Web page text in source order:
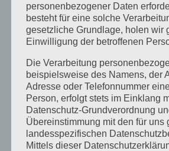
September 2023
Juli 2023
Mai 2023
April 2023
März 2023
Februar 2023
personenbezogener Daten
besteht für eine solche
gesetzliche Grundlage, holen wir
Einwilligung der betroffenen
Die Verarbeitung
beispielsweise des Namens, der
Adresse oder Telefonnummer
Person, erfolgt stets im Einklang
Datenschutz-Grundverordnung
Übereinstimmung mit den für uns
landesspezifischen
Mittels dieser